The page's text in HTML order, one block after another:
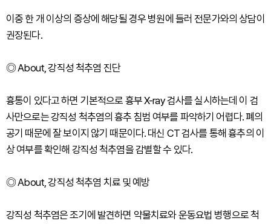
이중 한 개 이상의 증상에 해당될 경우 병원에 들러 전문가와의 상담이
권장된다.
◎ About, 강직성 척추염 진단
흉통이 있다고 하면 기본적으로 흉부 X-ray 검사를 실시하는데 이 검
사만으로는 강직성 척추염의 흉추 침범 여부를 파악하기 어렵다. 폐의
공기 때문에 잘 보이지 않기 때문이다. 대신 CT 검사를 통해 흉추의 이
상 여부를 확인해 강직성 척추염을 감별할 수 있다.
◎ About, 강직성 척추염 치료 및 예방
강직성 척추염은 조기에 발견하면 약물치료와 운동요법 병행으로 척